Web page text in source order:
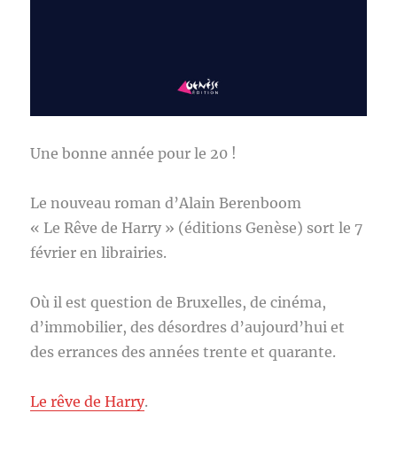
Une bonne année pour le 20 !
Le nouveau roman d’Alain Berenboom
« Le Rêve de Harry » (éditions Genèse) sort le 7
février en librairies.
Où il est question de Bruxelles, de cinéma,
d’immobilier, des désordres d’aujourd’hui et
des errances des années trente et quarante.
Le rêve de Harry.